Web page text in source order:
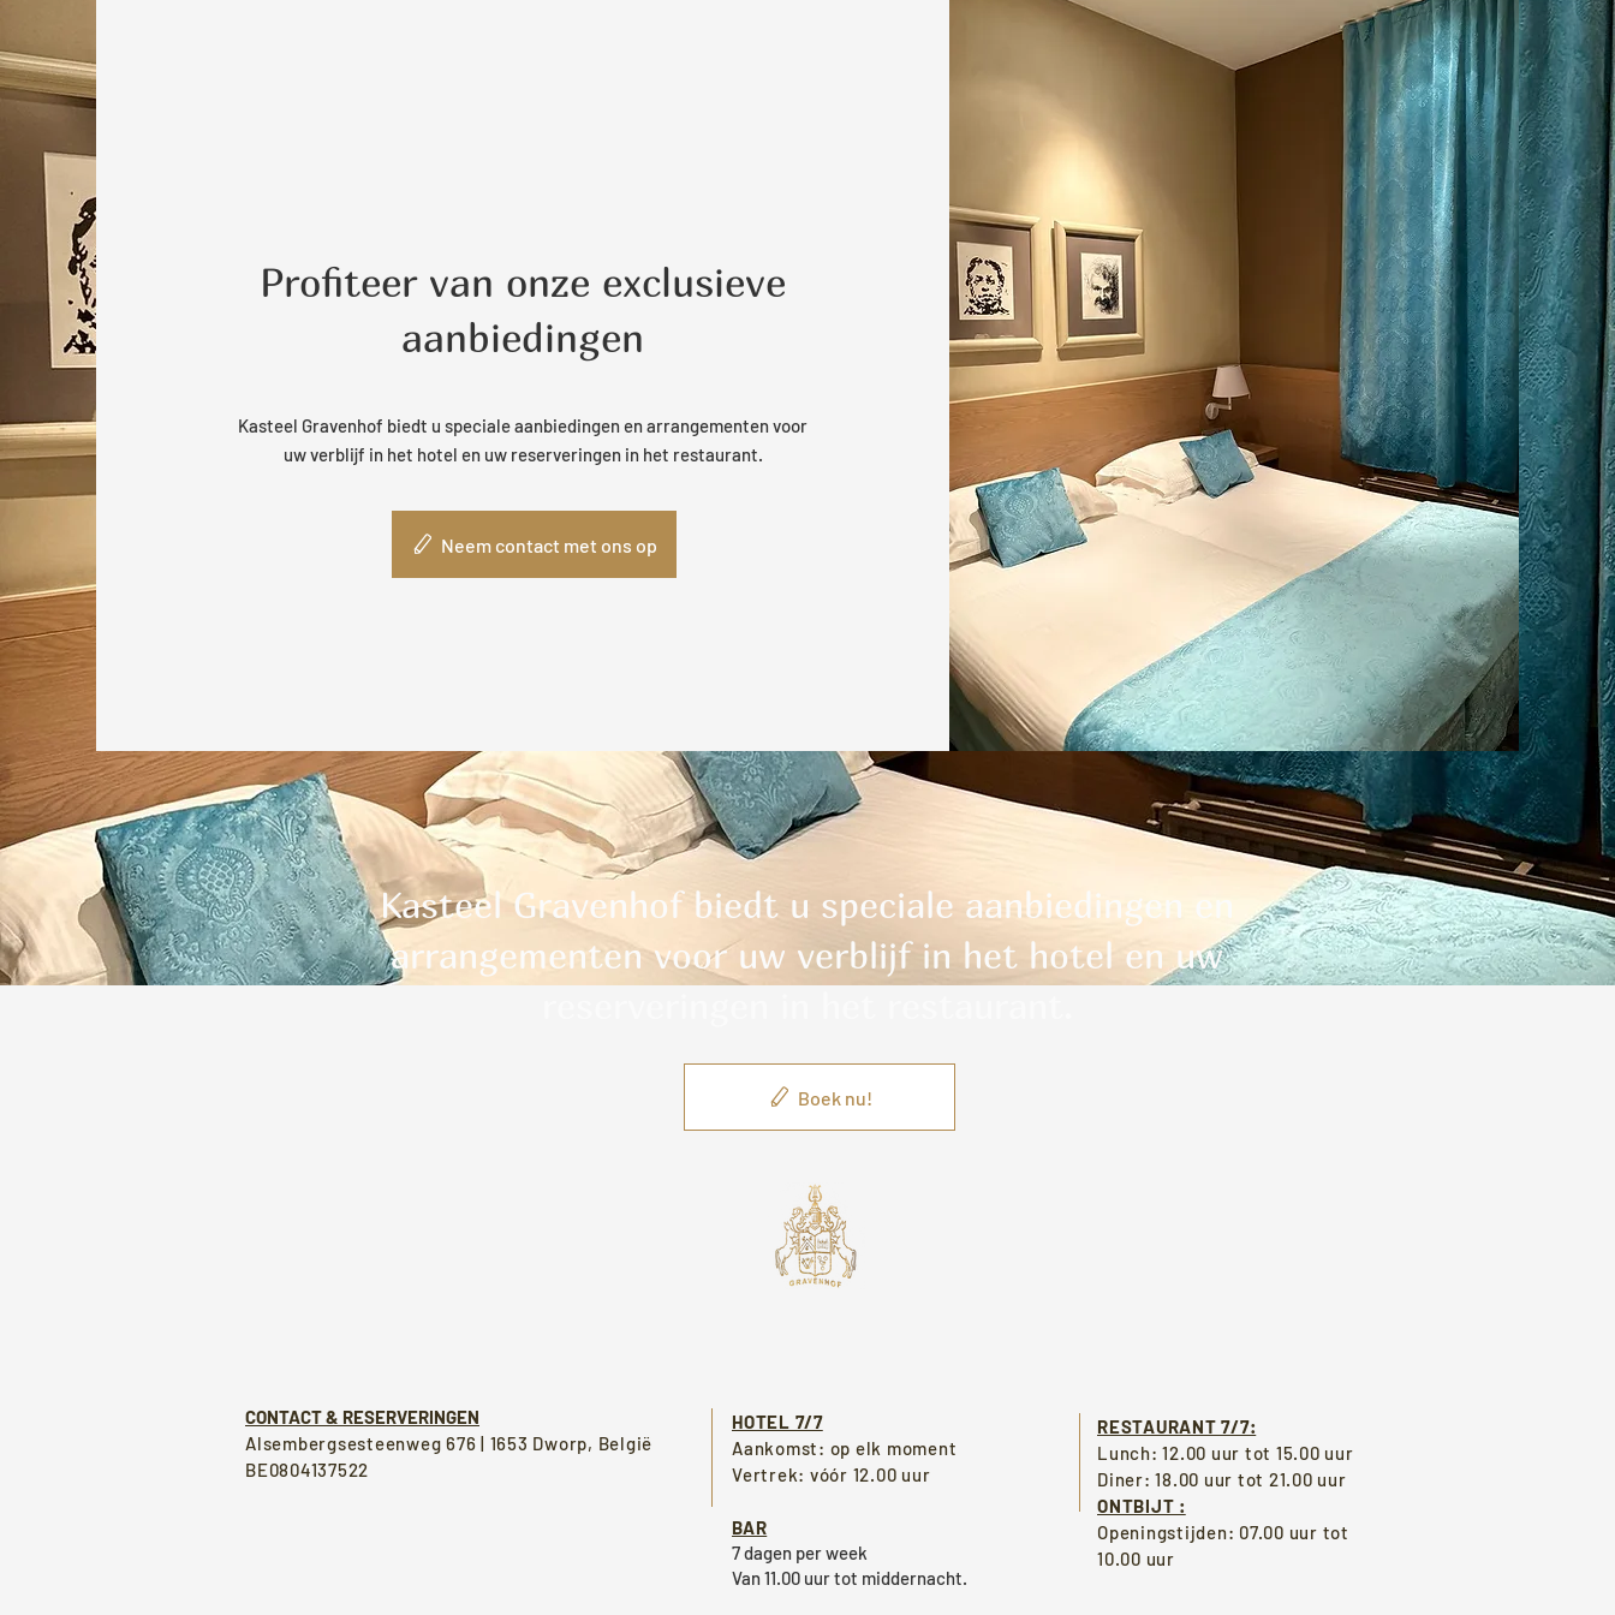
Profiteer van onze exclusieve
aanbiedingen
Kasteel Gravenhof biedt u speciale aanbiedingen en arrangementen voor
uw verblijf in het hotel en uw reserveringen in het restaurant.
Neem contact met ons op
Kasteel Gravenhof biedt u speciale aanbiedingen en
arrangementen voor uw verblijf in het hotel en uw
Boek nu!
CONTACT & RESERVERINGEN
Alsembergsesteenweg 676 | 1653 Dworp, België
BE0804137522
HOTEL 7/7
Aankomst: op elk moment
Vertrek: vóór 12.00 uur
BAR
7 dagen per week
Van 11.00 uur tot middernacht.
RESTAURANT 7/7:
Lunch: 12.00 uur tot 15.00 uur
Diner: 18.00 uur tot 21.00 uur
ONTBIJT :
Openingstijden: 07.00 uur tot
10.00 uur